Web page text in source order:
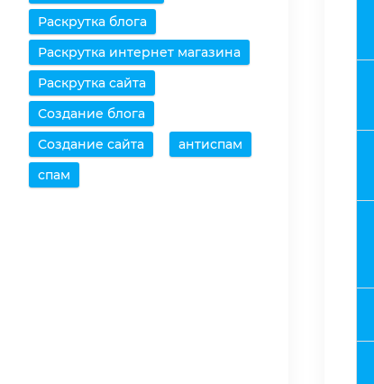
Раскрутка блога
Раскрутка интернет магазина
Раскрутка сайта
Создание блога
Создание сайта
антиспам
спам